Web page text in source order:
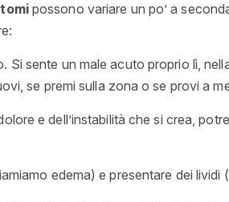
possono variare un po’ a
Si sente un male acuto proprio lì,
se premi sulla zona o se provi a
e dell’instabilità che si crea,
edema) e presentare dei